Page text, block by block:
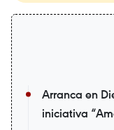
Arranca en
iniciativa